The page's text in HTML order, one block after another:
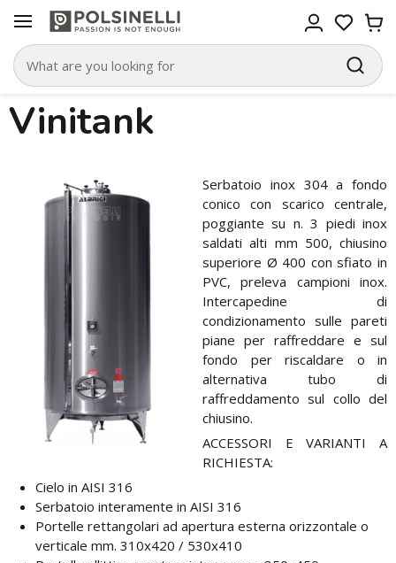
Vinitank
Serbatoio inox 304 a fondo
conico con scarico centrale,
poggiante su n. 3 piedi inox
saldati alti mm 500, chiusino
superiore Ø 400 con sfiato in
PVC, preleva campioni inox.
Intercapedine di
condizionamento sulle pareti
piane per raffreddare e sul
fondo per riscaldare o in
alternativa tubo di
raffreddamento sul collo del
chiusino.
ACCESSORI E VARIANTI A
RICHIESTA:
Cielo in AISI 316
Serbatoio interamente in AISI 316
Portelle rettangolari ad apertura esterna orizzontale o
verticale mm. 310x420 / 530x410